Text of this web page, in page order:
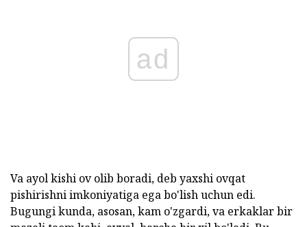
ad
Va ayol kishi ov olib boradi, deb yaxshi ovqat
pishirishni imkoniyatiga ega bo'lish uchun edi.
Bugungi kunda, asosan, kam o'zgardi, va erkaklar bir